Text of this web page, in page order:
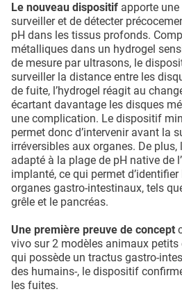
Le nouveau dispositif apporte
surveiller et de détecter
pH dans les tissus profonds.
métalliques dans un hydrogel
de mesure par ultrasons, le
surveiller la distance entre les
de fuite, l’hydrogel réagit au
écartant davantage les disques
une complication. Le dispositif
permet donc d’intervenir avant la
irréversibles aux organes. De plus,
adapté à la plage de pH native de
implanté, ce qui permet
organes gastro-intestinaux, tels
grêle et le pancréas.
Une première preuve de concept
vivo sur 2 modèles animaux petits
qui possède un tractus gastro-
des humains-, le dispositif
les fuites.